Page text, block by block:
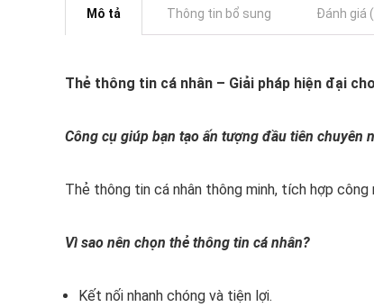
Mô tả Thông tin bổ sung Đánh giá
Thẻ thông tin cá nhân – Giải pháp hiện đại
Công cụ giúp bạn tạo ấn tượng đầu tiên chuyên
Thẻ thông tin cá nhân thông minh, tích hợp
Vì sao nên chọn thẻ thông tin cá nhân?
Kết nối nhanh chóng và tiện lợi.